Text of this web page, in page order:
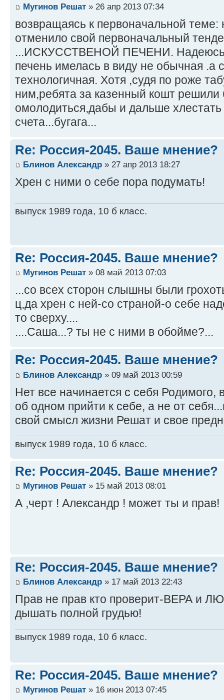
Мугинов Решат » 26 апр 2013 07:34
возвращаясь к первоначальной
отменило свой первоначальный
...ИСКУССТВЕНОЙ ПЕЧЕНИ. Надеюсь
печень имелась в виду не обычная .а
технологичная. Хотя ,судя по роже
ним,ребята за казенный кошт решили
омолодиться,дабы и дальше хлестать
счета...бугага...
Re: Россия-2045. Ваше мнение?
Блинов Александр » 27 апр 2013 18:27
Хрен с ними о себе пора подумать!
выпуск 1989 года, 10 б класс.
Re: Россия-2045. Ваше мнение?
Мугинов Решат » 08 май 2013 07:03
...со всех сторон слышны были
ц,да хрен с ней-со страной-о себе
то сверху....
....Саша...? ты не с ними в обойме?...
Re: Россия-2045. Ваше мнение?
Блинов Александр » 09 май 2013 00:59
Нет все начинается с себя Родимого,
об одном прийти к себе, а не от
свой смысл жизни Решат и свое
выпуск 1989 года, 10 б класс.
Re: Россия-2045. Ваше мнение?
Мугинов Решат » 15 май 2013 08:01
А ,черт ! Александр ! может ты и прав!
Re: Россия-2045. Ваше мнение?
Блинов Александр » 17 май 2013 22:43
Прав не прав кто проверит-ВЕРА и
дышать полной грудью!
выпуск 1989 года, 10 б класс.
Re: Россия-2045. Ваше мнение?
Мугинов Решат » 16 июн 2013 07:45